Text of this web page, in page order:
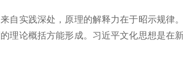
实践深处，原理的解释力在于昭示规律
理论概括方能形成。习近平文化思想是在